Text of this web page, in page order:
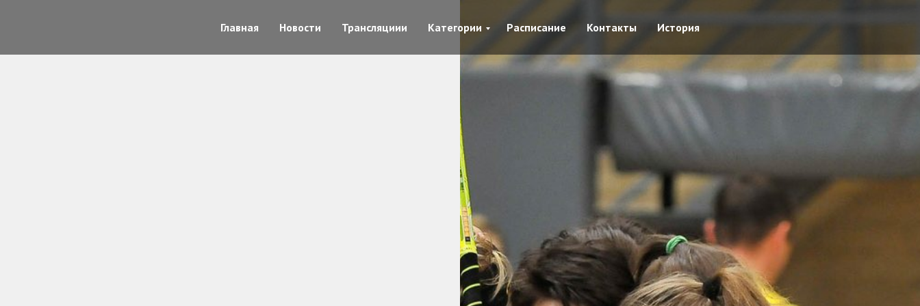
Главная Новости Трансляциии Категории Расписание Контакты История